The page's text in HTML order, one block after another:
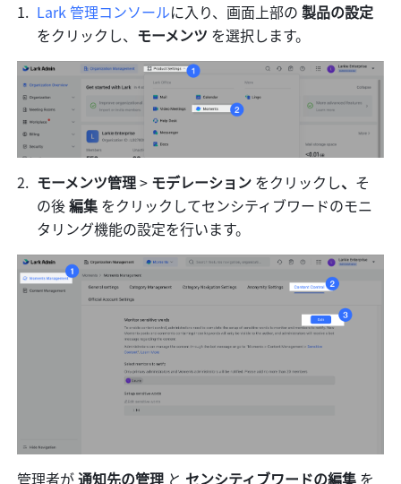
Lark 管理コンソールに入り、画面上部の
をクリックし、 モーメンツ を選択します。
モーメンツ管理 > モデレーション をクリックし、 そ
の後 編集 をクリックしてセンシティブワードのモニ
タリング機能の設定を行います。
管理者が 通知先の管理 と センシティブワードの編集 を